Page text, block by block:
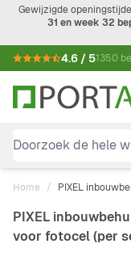
Ga naar de inhoud
Gewijzigde
31 en week 32
4.6 / 51350
Doorzoek de hele
Home / PIXEL
PIXEL
voor fotocel (per